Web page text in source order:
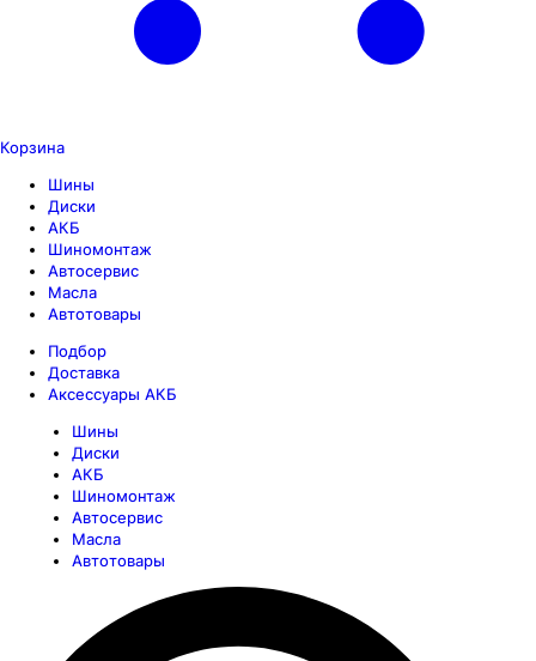
Корзина
Шины
Диски
АКБ
Шиномонтаж
Автосервис
Масла
Автотовары
Подбор
Доставка
Аксессуары АКБ
Шины
Диски
АКБ
Шиномонтаж
Автосервис
Масла
Автотовары